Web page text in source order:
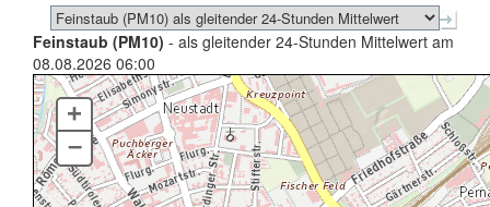
Feinstaub (PM10) - als gleitender 24-Stunden Mittelwert am
08.08.2026 06:00
+
–